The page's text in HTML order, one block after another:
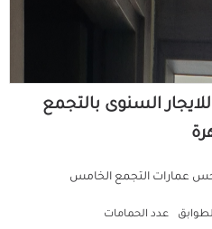
أخرى تجارية 38م للايجار السنوى بالتجمع
عمارات التجمع الخامس
عدد الحمامات